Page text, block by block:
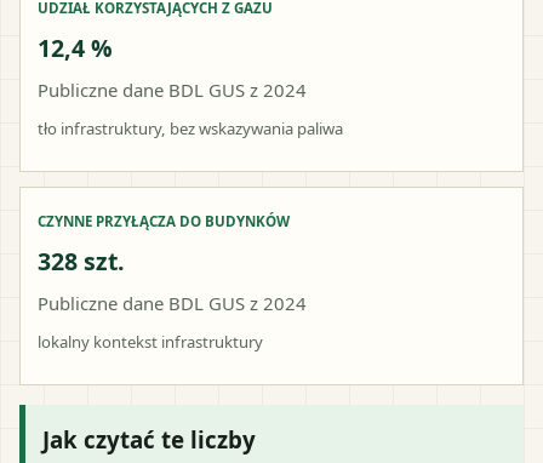
UDZIAŁ KORZYSTAJĄCYCH Z GAZU
12,4 %
Publiczne dane BDL GUS z 2024
tło infrastruktury, bez wskazywania paliwa
CZYNNE PRZYŁĄCZA DO BUDYNKÓW
328 szt.
Publiczne dane BDL GUS z 2024
lokalny kontekst infrastruktury
Jak czytać te liczby